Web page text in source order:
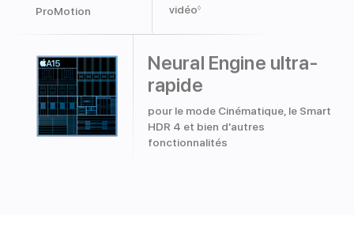
ProMotion
vidéo◊
Neural Engine ultra-
rapide
pour le mode Cinématique, le Smart
HDR 4 et bien d'autres
fonctionnalités